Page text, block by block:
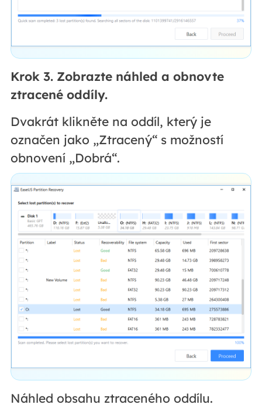
Krok 3. Zobrazte náhled a obnovte
ztracené oddíly.
Dvakrát klikněte na oddíl, který je
označen jako „Ztracený“ s možností
obnovení „Dobrá“.
Náhled obsahu ztraceného oddílu.